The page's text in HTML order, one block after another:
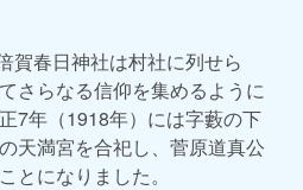
賀春日神社は村社に列せら
さらなる信仰を集めるように
7年（1918年）には字藪の下
天満宮を合祀し、菅原道真公
とになりました。